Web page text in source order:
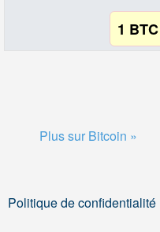
1
Plus sur Bitcoin »
Politique de confidentialité